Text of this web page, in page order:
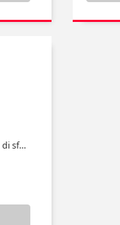
Supporti per viti a ricircolo di sfere,